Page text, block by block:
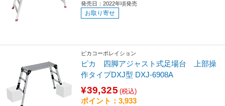
発売日：2022年頃発売
お取り寄せ
ピカコーポレイション
ピカ 四脚アジャスト式足場台 上部操
作タイプDXJ型 DXJ-6908A
¥39,325 (税込)
ポイント：3,933